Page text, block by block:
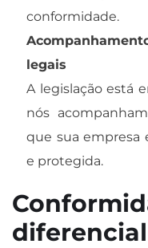
conformidade.
legais
A legislação está
nós
que sua empresa
e protegida.